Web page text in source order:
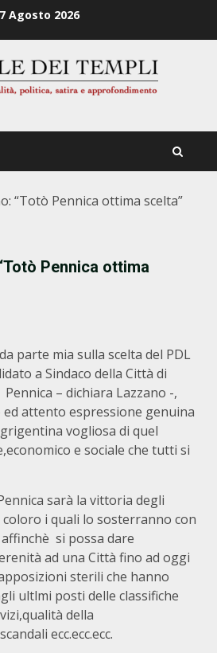
7 Agosto 2026
“Totò Pennica ottima scelta”
Pennica ottima
parte mia sulla scelta del PDL
a Sindaco della Città di
– dichiara Lazzano -,
attento espressione genuina
vogliosa di quel
e sociale che tutti si
sarà la vittoria degli
i quali lo sosterranno con
si possa dare
ad una Città fino ad oggi
sterili che hanno
ultlmi posti delle classifiche
della
ecc.ecc.ecc.